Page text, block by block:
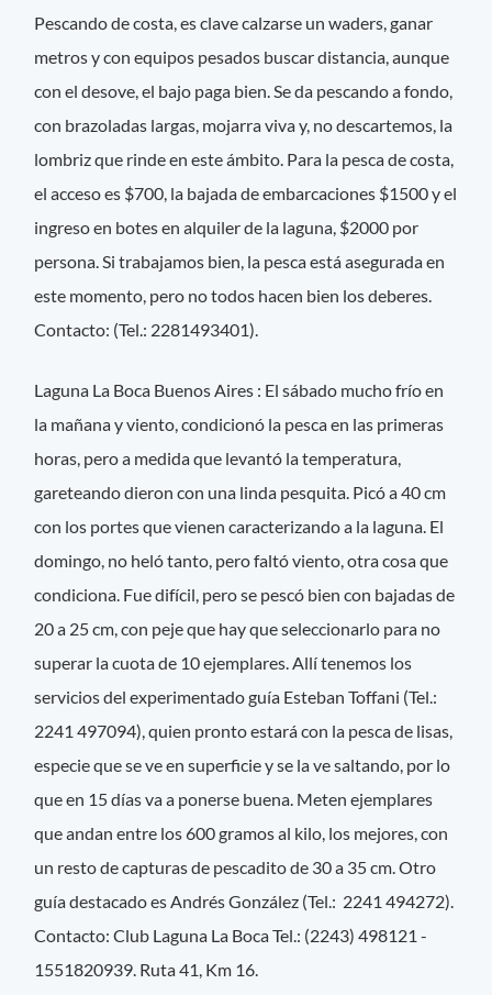
Pescando de costa, es clave calzarse un waders, ganar
metros y con equipos pesados buscar distancia, aunque
con el desove, el bajo paga bien. Se da pescando a fondo,
con brazoladas largas, mojarra viva y, no descartemos, la
lombriz que rinde en este ámbito. Para la pesca de costa,
el acceso es $700, la bajada de embarcaciones $1500 y el
ingreso en botes en alquiler de la laguna, $2000 por
persona. Si trabajamos bien, la pesca está asegurada en
este momento, pero no todos hacen bien los deberes.
Contacto: (Tel.: 2281493401).
Laguna La Boca Buenos Aires : El sábado mucho frío en
la mañana y viento, condicionó la pesca en las primeras
horas, pero a medida que levantó la temperatura,
gareteando dieron con una linda pesquita. Picó a 40 cm
con los portes que vienen caracterizando a la laguna. El
domingo, no heló tanto, pero faltó viento, otra cosa que
condiciona. Fue difícil, pero se pescó bien con bajadas de
20 a 25 cm, con peje que hay que seleccionarlo para no
superar la cuota de 10 ejemplares. Allí tenemos los
servicios del experimentado guía Esteban Toffani (Tel.:
2241 497094), quien pronto estará con la pesca de lisas,
especie que se ve en superficie y se la ve saltando, por lo
que en 15 días va a ponerse buena. Meten ejemplares
que andan entre los 600 gramos al kilo, los mejores, con
un resto de capturas de pescadito de 30 a 35 cm. Otro
guía destacado es Andrés González (Tel.: 2241 494272).
Contacto: Club Laguna La Boca Tel.: (2243) 498121 -
1551820939. Ruta 41, Km 16.